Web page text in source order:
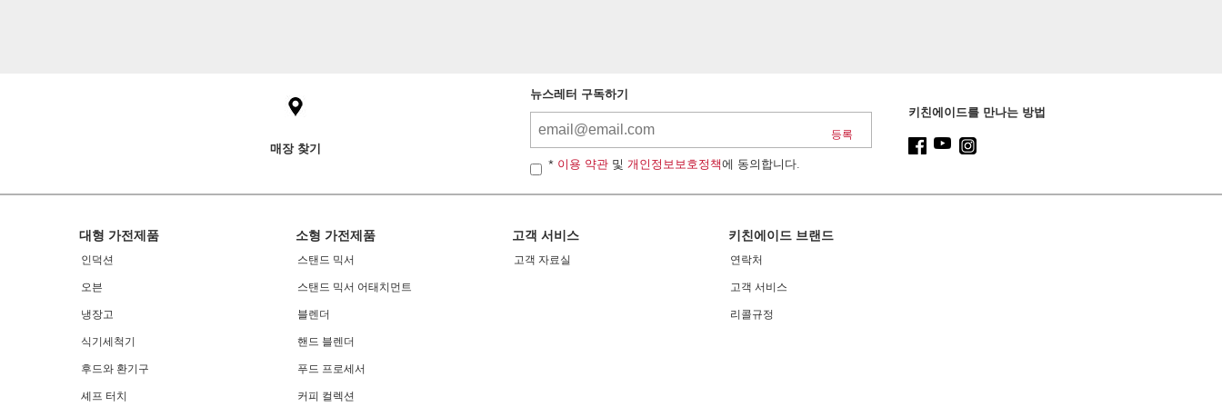
매장 찾기
뉴스레터 구독하기
* 이용 약관및 개인정보보호정책에 동의합니다.
키친에이드를 만나는 방법
Footer
대형 가전제품
인덕션
오븐
냉장고
식기세척기
후드와 환기구
셰프 터치
소형 가전제품
스탠드 믹서
스탠드 믹서 어태치먼트
블렌더
핸드 블렌더
푸드 프로세서
커피 컬렉션
고객 서비스
고객 자료실
키친에이드 브랜드
연락처
고객 서비스
리콜규정